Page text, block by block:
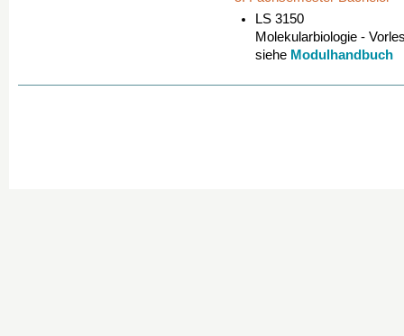
LS 3150
Molekularbiologie -
siehe Modulhandbuch